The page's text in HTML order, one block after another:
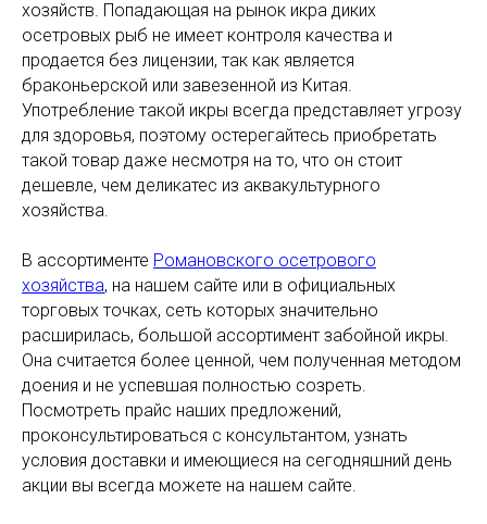
хозяйств. Попадающая на рынок икра диких
осетровых рыб не имеет контроля качества и
продается без лицензии, так как является
браконьерской или завезенной из Китая.
Употребление такой икры всегда представляет угрозу
для здоровья, поэтому остерегайтесь приобретать
такой товар даже несмотря на то, что он стоит
дешевле, чем деликатес из аквакультурного
хозяйства.
В ассортименте Романовского осетрового
хозяйства, на нашем сайте или в официальных
торговых точках, сеть которых значительно
расширилась, большой ассортимент забойной икры.
Она считается более ценной, чем полученная методом
доения и не успевшая полностью созреть.
Посмотреть прайс наших предложений,
проконсультироваться с консультантом, узнать
условия доставки и имеющиеся на сегодняшний день
акции вы всегда можете на нашем сайте.